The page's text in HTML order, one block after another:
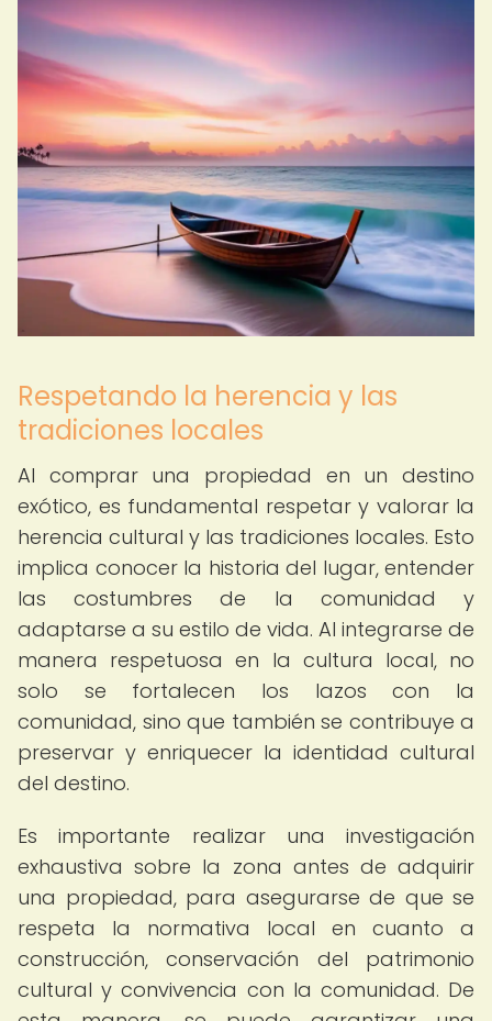
Respetando la herencia y las
tradiciones locales
Al comprar una propiedad en un destino
exótico, es fundamental respetar y valorar la
herencia cultural y las tradiciones locales. Esto
implica conocer la historia del lugar, entender
las costumbres de la comunidad y
adaptarse a su estilo de vida. Al integrarse de
manera respetuosa en la cultura local, no
solo se fortalecen los lazos con la
comunidad, sino que también se contribuye a
preservar y enriquecer la identidad cultural
del destino.
Es importante realizar una investigación
exhaustiva sobre la zona antes de adquirir
una propiedad, para asegurarse de que se
respeta la normativa local en cuanto a
construcción, conservación del patrimonio
cultural y convivencia con la comunidad. De